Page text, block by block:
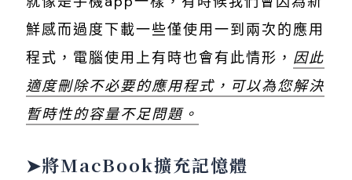
鮮感而過度下載一些僅使用一到兩次的應用
程式，電腦使用上有時也會有此情形， 因此
適度刪除不必要的應用程式，可以為您解決
暫時性的容量不足問題。
➤將MacBook擴充記憶體